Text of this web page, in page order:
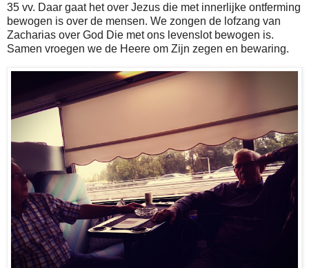
35 vv. Daar gaat het over Jezus die met innerlijke ontferming
bewogen is over de mensen. We zongen de lofzang van
Zacharias over God Die met ons levenslot bewogen is.
Samen vroegen we de Heere om Zijn zegen en bewaring.